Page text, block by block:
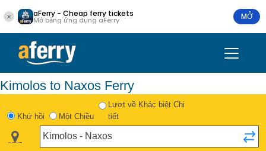
aFerry - Cheap ferry tickets
Mở bằng ứng dụng aFerry MỞ
Kimolos to Naxos Ferry
Khứ hồi Một Chiều
Lượt về Khác biệt Chi
tiết